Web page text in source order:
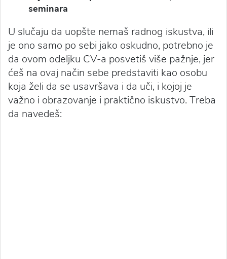
seminara
U slučaju da uopšte nemaš radnog iskustva, ili
je ono samo po sebi jako oskudno, potrebno je
da ovom odeljku CV-a posvetiš više pažnje, jer
ćeš na ovaj način sebe predstaviti kao osobu
koja želi da se usavršava i da uči, i kojoj je
važno i obrazovanje i praktično iskustvo. Treba
da navedeš: